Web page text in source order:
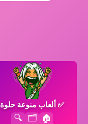
✅ألعاب منوعة حلوة
🏠
🗂️
🔍